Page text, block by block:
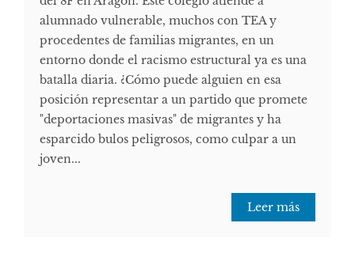
alumnado vulnerable, muchos con TEA y
procedentes de familias migrantes, en un
entorno donde el racismo estructural ya es una
batalla diaria. ¿Cómo puede alguien en esa
posición representar a un partido que promete
"deportaciones masivas" de migrantes y ha
esparcido bulos peligrosos, como culpar a un
joven...
Leer más